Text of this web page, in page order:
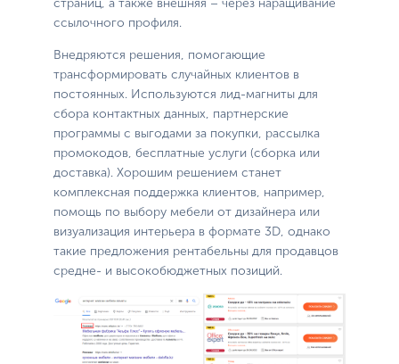
страниц, а также внешняя – через наращивание
ссылочного профиля.
Внедряются решения, помогающие
трансформировать случайных клиентов в
постоянных. Используются лид-магниты для
сбора контактных данных, партнерские
программы с выгодами за покупки, рассылка
промокодов, бесплатные услуги (сборка или
доставка). Хорошим решением станет
комплексная поддержка клиентов, например,
помощь по выбору мебели от дизайнера или
визуализация интерьера в формате 3D, однако
такие предложения рентабельны для продавцов
средне- и высокобюджетных позиций.